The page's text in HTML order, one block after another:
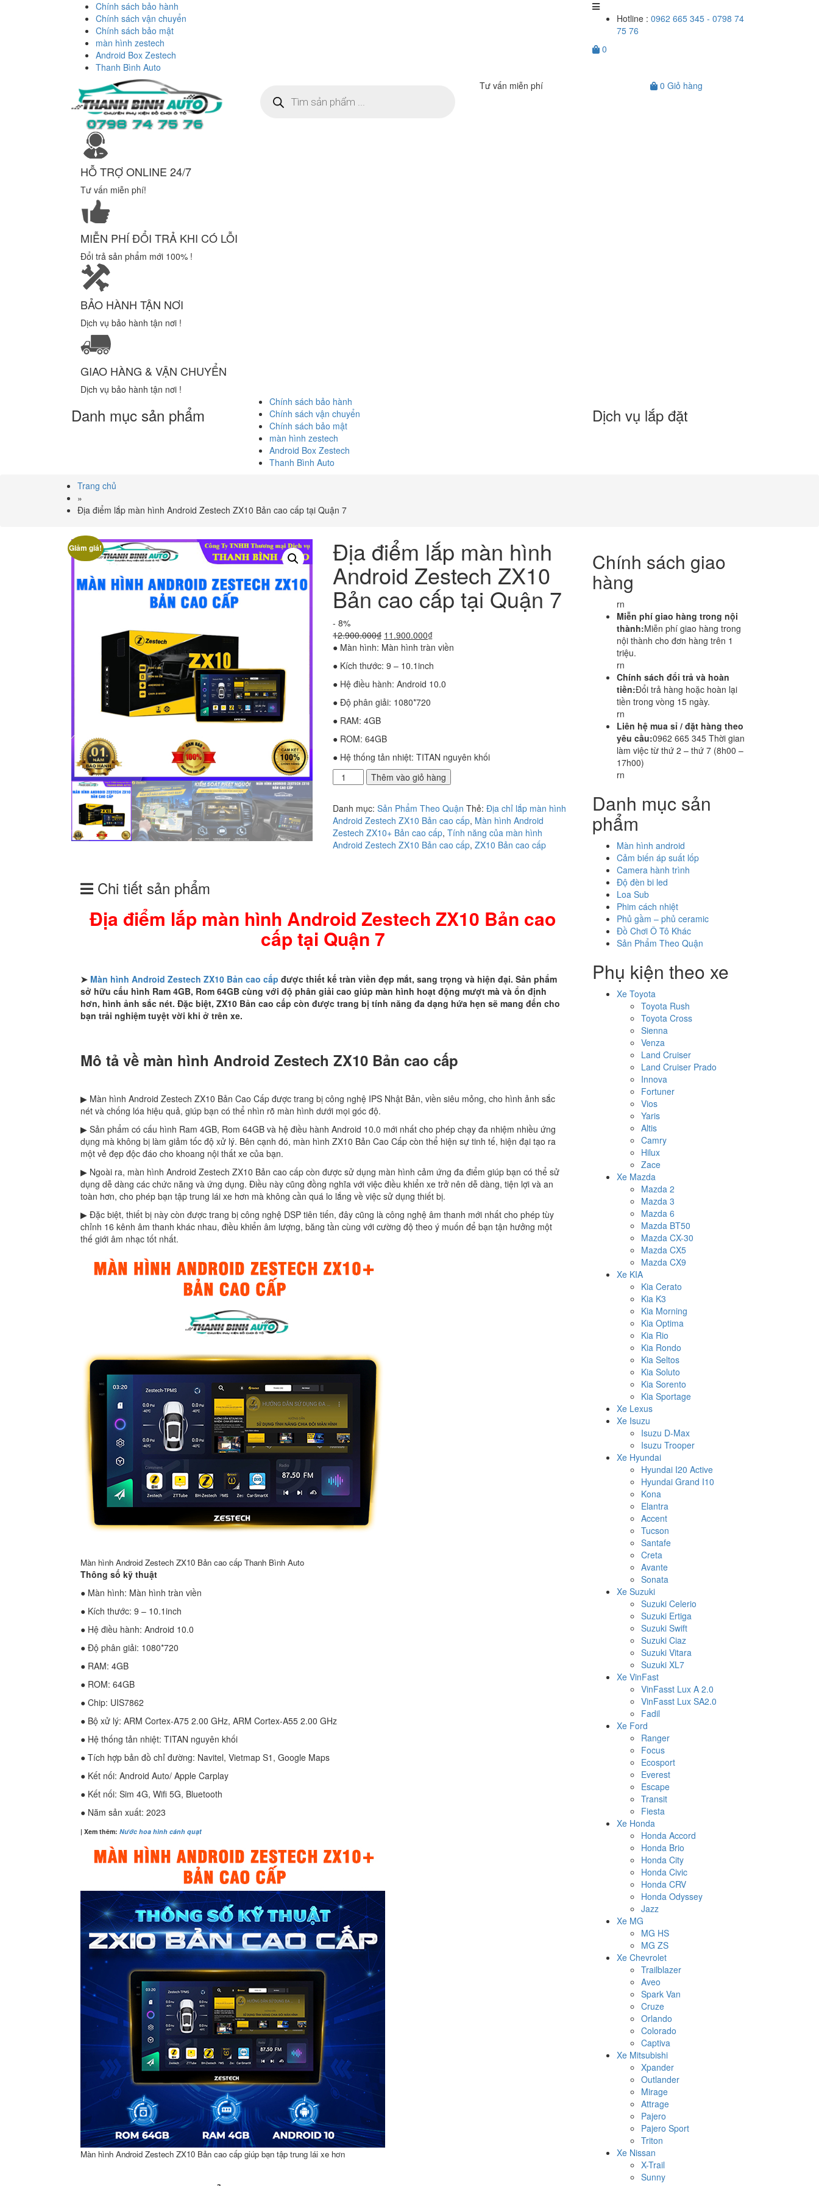
Chính sách bảo hành
Chính sách vận chuyển
Chính sách bảo mật
màn hình zestech
Android Box Zestech
Thanh Bình Auto
Hotline : 0962 665 345 - 0798 74
75 76
0
kiếm
sản
Tư vấn miễn phí 0 Giỏ hàng
HỖ TRỢ ONLINE 24/7
Tư vấn miễn phí!
MIỄN PHÍ ĐỔI TRẢ KHI CÓ LỖI
Đổi trả sản phẩm mới 100% !
BẢO HÀNH TẬN NƠI
Dịch vụ bảo hành tận nơi !
GIAO HÀNG & VẬN CHUYỂN
Dịch vụ bảo hành tận nơi !
Danh mục sản phẩm
Chính sách bảo hành
Chính sách vận chuyển
Chính sách bảo mật
màn hình zestech
Android Box Zestech
Thanh Bình Auto
Dịch vụ lắp đặt
Trang chủ
»
Địa điểm lắp màn hình Android Zestech ZX10 Bản cao cấp tại Quận 7
Giảm giá! Địa điểm lắp màn hình
Android Zestech ZX10
Bản cao cấp tại Quận 7
- 8%
12.900.000₫ Giá
gốc
12.900.000₫.
11.900.000₫Giá
hiện
là:
11.900.000₫.
● Màn hình: Màn hình tràn viền
● Kích thước: 9 – 10.1inch
● Hệ điều hành: Android 10.0
● Độ phân giải: 1080*720
● RAM: 4GB
● ROM: 64GB
● Hệ thống tản nhiệt: TITAN nguyên khối
Địa
điểm
màn
hình
Android
Zestech
Quận
7
số
Thêm vào giỏ hàng
Danh mục: Sản Phẩm Theo Quận Thẻ: Địa chỉ lắp màn hình
Android Zestech ZX10 Bản cao cấp, Màn hình Android
Zestech ZX10+ Bản cao cấp, Tính năng của màn hình
Android Zestech ZX10 Bản cao cấp, ZX10 Bản cao cấp
Chi tiết sản phẩm
Địa điểm lắp màn hình Android Zestech ZX10 Bản cao
cấp tại Quận 7
➤ Màn hình Android Zestech ZX10 Bản cao cấp được thiết kế tràn viền đẹp mắt, sang trọng và hiện đại. Sản phẩm
sở hữu cấu hình Ram 4GB, Rom 64GB cùng với độ phân giải cao giúp màn hình hoạt động mượt mà và ổn định
hơn, hình ảnh sắc nét. Đặc biệt, ZX10 Bản cao cấp còn được trang bị tính năng đa dạng hứa hẹn sẽ mang đến cho
bạn trải nghiệm tuyệt vời khi ở trên xe.
Mô tả về màn hình Android Zestech ZX10 Bản cao cấp
▶ Màn hình Android Zestech ZX10 Bản Cao Cấp được trang bị công nghệ IPS Nhật Bản, viền siêu mỏng, cho hình ảnh sắc
nét và chống lóa hiệu quả, giúp bạn có thể nhìn rõ màn hình dưới mọi góc độ.
▶ Sản phẩm có cấu hình Ram 4GB, Rom 64GB và hệ điều hành Android 10.0 mới nhất cho phép chạy đa nhiệm nhiều ứng
dụng mà không bị làm giảm tốc độ xử lý. Bên cạnh đó, màn hình ZX10 Bản Cao Cấp còn thể hiện sự tinh tế, hiện đại tạo ra
một vẻ đẹp độc đáo cho khoang nội thất xe của bạn.
▶ Ngoài ra, màn hình Android Zestech ZX10 Bản cao cấp còn được sử dụng màn hình cảm ứng đa điểm giúp bạn có thể sử
dụng dễ dàng các chức năng và ứng dụng. Điều này cũng đồng nghĩa với việc điều khiển xe trở nên dễ dàng, tiện lợi và an
toàn hơn, cho phép bạn tập trung lái xe hơn mà không cần quá lo lắng về việc sử dụng thiết bị.
▶ Đặc biệt, thiết bị này còn được trang bị công nghệ DSP tiên tiến, đây cũng là công nghệ âm thanh mới nhất cho phép tùy
chỉnh 16 kênh âm thanh khác nhau, điều khiển âm lượng, băng tần cùng với cường độ theo ý muốn để bạn tận hưởng một
thế giới âm nhạc tốt nhất.
Màn hình Android Zestech ZX10 Bản cao cấp Thanh Bình Auto
Thông số kỹ thuật
● Màn hình: Màn hình tràn viền
● Kích thước: 9 – 10.1inch
● Hệ điều hành: Android 10.0
● Độ phân giải: 1080*720
● RAM: 4GB
● ROM: 64GB
● Chip: UIS7862
● Bộ xử lý: ARM Cortex-A75 2.00 GHz, ARM Cortex-A55 2.00 GHz
● Hệ thống tản nhiệt: TITAN nguyên khối
● Tích hợp bản đồ chỉ đường: Navitel, Vietmap S1, Google Maps
● Kết nối: Android Auto/ Apple Carplay
● Kết nối: Sim 4G, Wifi 5G, Bluetooth
● Năm sản xuất: 2023
| Xem thêm: Nước hoa hình cánh quạt
Màn hình Android Zestech ZX10 Bản cao cấp giúp bạn tập trung lái xe hơn
Chính sách giao
hàng
rn
Miễn phí giao hàng trong nội
thành:Miễn phí giao hàng trong
nội thành cho đơn hàng trên 1
triệu.
rn
Chính sách đổi trả và hoàn
tiền:Đổi trả hàng hoặc hoàn lại
tiền trong vòng 15 ngày.
rn
Liên hệ mua sỉ / đặt hàng theo
yêu cầu:0962 665 345 Thời gian
làm việc từ thứ 2 – thứ 7 (8h00 –
17h00)
rn
Danh mục sản
phẩm
Màn hình android
Cảm biến áp suất lốp
Camera hành trình
Độ đèn bi led
Loa Sub
Phim cách nhiệt
Phủ gầm – phủ ceramic
Đồ Chơi Ô Tô Khác
Sản Phẩm Theo Quận
Phụ kiện theo xe
Xe Toyota
Toyota Rush
Toyota Cross
Sienna
Venza
Land Cruiser
Land Cruiser Prado
Innova
Fortuner
Vios
Yaris
Altis
Camry
Hilux
Zace
Xe Mazda
Mazda 2
Mazda 3
Mazda 6
Mazda BT50
Mazda CX-30
Mazda CX5
Mazda CX9
Xe KIA
Kia Cerato
Kia K3
Kia Morning
Kia Optima
Kia Rio
Kia Rondo
Kia Seltos
Kia Soluto
Kia Sorento
Kia Sportage
Xe Lexus
Xe Isuzu
Isuzu D-Max
Isuzu Trooper
Xe Hyundai
Hyundai I20 Active
Hyundai Grand I10
Kona
Elantra
Accent
Tucson
Santafe
Creta
Avante
Sonata
Xe Suzuki
Suzuki Celerio
Suzuki Ertiga
Suzuki Swift
Suzuki Ciaz
Suzuki Vitara
Suzuki XL7
Xe VinFast
VinFasst Lux A 2.0
VinFasst Lux SA2.0
Fadil
Xe Ford
Ranger
Focus
Ecosport
Everest
Escape
Transit
Fiesta
Xe Honda
Honda Accord
Honda Brio
Honda City
Honda Civic
Honda CRV
Honda Odyssey
Jazz
Xe MG
MG HS
MG ZS
Xe Chevrolet
Trailblazer
Aveo
Spark Van
Cruze
Orlando
Colorado
Captiva
Xe Mitsubishi
Xpander
Outlander
Mirage
Attrage
Pajero
Pajero Sport
Triton
Xe Nissan
X-Trail
Sunny